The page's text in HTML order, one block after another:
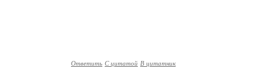
Ответить С цитатой В цитатник